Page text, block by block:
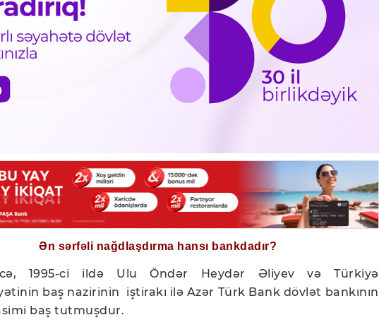
Ən sərfəli nağdlaşdırma hansı bankdadır?
1995-ci ildə Ulu Öndər Heydər Əliyev və Türkiyə
baş nazirinin iştirakı ilə Azər Türk Bank dövlət bankının
baş tutmuşdur.